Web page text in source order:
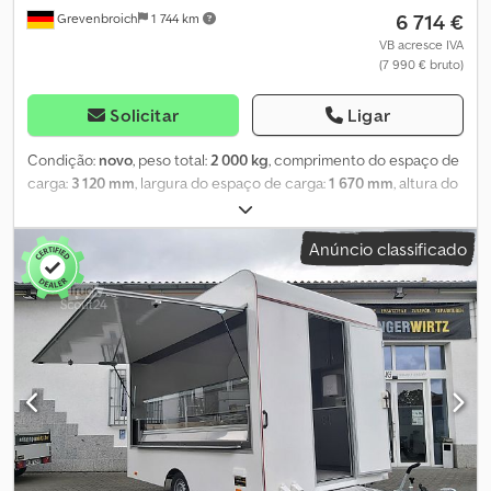
informações apresentadas não são vinculativas. 2000F612T222-
Grevenbroich 1 744 km 6 714 €
VB acresce IVA
(7 990 € bruto)
Solicitar Ligar
Condição: novo, peso total:2 000 kg, comprimento do espaço de
carga: 3 120 mm, largura do espaço de carga:1 670 mm, altura do
, Este reboque está disponível
diretamente na nossa loja online. Encomende – pague – levante.
Insira o número do artigo
ROADSTER2000SANDWIPOLYBLACKVKST, encomende o reboque
e levante-o após a homologação. Crodpfx Amozp Ul Rj Asf
ANHÄNGERWIRTZ, o mercado online para levantar o seu novo
reboque, oferece marcas de alta qualidade! Mais de 850
reboques novos em stock. Mais de 130 reboques usados em
constante oferta. Exemplo não vinculativo: reboque tipo caixa
Cargo C500 roadster, dimensões 312x167x199 cm, capacidade de
carga 2000 kg, chassi Pullman II de dois eixos, adequado para 100
km/h, paredes tipo sanduíche de cor cinza claro com porta de
venda/serviço no lado direito, porta lateral no lado esquerdo,
Anúncio classificado